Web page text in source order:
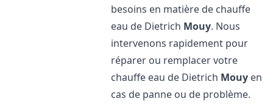
besoins en matière de chauffe
eau de Dietrich Mouy. Nous
intervenons rapidement pour
réparer ou remplacer votre
chauffe eau de Dietrich Mouy en
cas de panne ou de problème.